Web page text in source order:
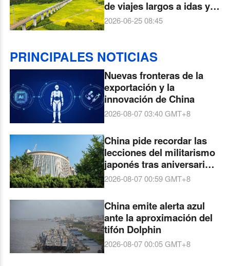
de viajes largos a idas y
vueltas en un día
2026-06-25 08:45
PRINCIPALES NOTICIAS
Nuevas fronteras de la
exportación y la
innovación de China
2026-08-07 03:40GMT+8
China pide recordar las
lecciones del militarismo
japonés tras aniversario
de Hiroshima
2026-08-07 00:59GMT+8
China emite alerta azul
ante la aproximación del
tifón Dolphin
2026-08-07 00:05GMT+8